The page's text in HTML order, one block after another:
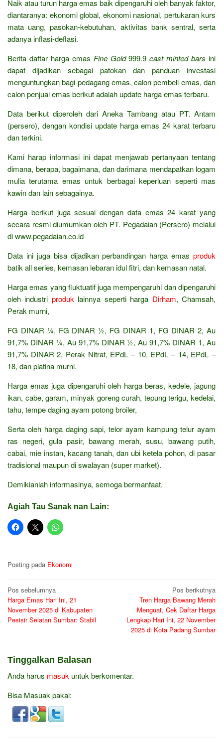
Naik atau turun harga emas baik dipengaruhi oleh banyak faktor,
diantaranya: ekonomi global, ekonomi nasional, pertukaran kurs
mata uang, pasokan-kebutuhan, aktivitas bank sentral, serta
adanya inflasi-deflasi.
Berita daftar harga emas Fine Gold999.9cast minted barsini
dapat dijadikan sebagai patokan dan panduan investasi
menguntungkan bagi pedagang emas, calon pembeli emas, dan
calon penjual emas berikut adalah update harga emas terbaru.
Data berikut diperoleh dari Aneka Tambang atau PT. Antam
(persero), dengan kondisi update harga emas 24 karat terbaru
dan terkini.
Kami harap informasi ini dapat menjawab pertanyaan tentang
dimana, berapa, bagaimana, dan darimana mendapatkan logam
mulia terutama emas untuk berbagai keperluan seperti mas
kawin dan lain sebagainya.
Harga berikut juga sesuai dengan data emas 24 karat yang
secara resmi diumumkan oleh PT. Pegadaian (Persero) melalui
di www.pegadaian.co.id
Data ini juga bisa dijadikan perbandingan harga emas produk
batik all series, kemasan lebaran idul fitri, dan kemasan natal.
Harga emas yang fluktuatif juga mempengaruhi dan dipengaruhi
oleh industri produklainnya seperti harga Dirham, Chamsah,
Perak murni,
FG DINAR ¼, FG DINAR ½, FG DINAR 1, FG DINAR 2, Au
91,7% DINAR ¼, Au 91,7% DINAR ½, Au 91,7% DINAR 1, Au
91,7% DINAR 2, Perak Nitrat, EPdL – 10, EPdL – 14, EPdL –
18, dan platina murni.
Harga emas juga dipengaruhi oleh harga beras, kedele, jagung
ikan, cabe, garam, minyak goreng curah, tepung terigu, kedelai,
tahu, tempe daging ayam potong broiler,
Serta oleh harga daging sapi, telor ayam kampung telur ayam
ras negeri, gula pasir, bawang merah, susu, bawang putih,
cabai, mie instan, kacang tanah, dan ubi ketela pohon, di pasar
tradisional maupun di swalayan (super market).
Demikianlah informasinya, semoga bermanfaat.
Agiah Tau Sanak nan Lain:
Posting pada Ekonomi
Navigasi
pos
Pos sebelumnya
Harga Emas Hari Ini, 21
November 2025 di Kabupaten
Pesisir Selatan Sumbar: Stabil
Pos berikutnya
Tren Harga Bawang Merah
Menguat, Cek Daftar Harga
Lengkap Hari Ini, 22 November
2025 di Kota Padang Sumbar
Tinggalkan Balasan
Anda harus masuk untuk berkomentar.
Bisa Masuak pakai: